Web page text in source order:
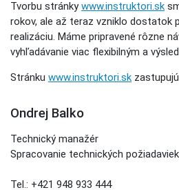
Tvorbu stránkywww.instruktori.sk
rokov, ale až teraz vzniklo dostatok
realizáciu. Máme pripravené rôzne
vyhľadávanie viac flexibilným a
Stránku www.instruktori.sk
Ondrej Balko
Technický manažér
Spracovanie technických
Tel.: +421 948 933 444